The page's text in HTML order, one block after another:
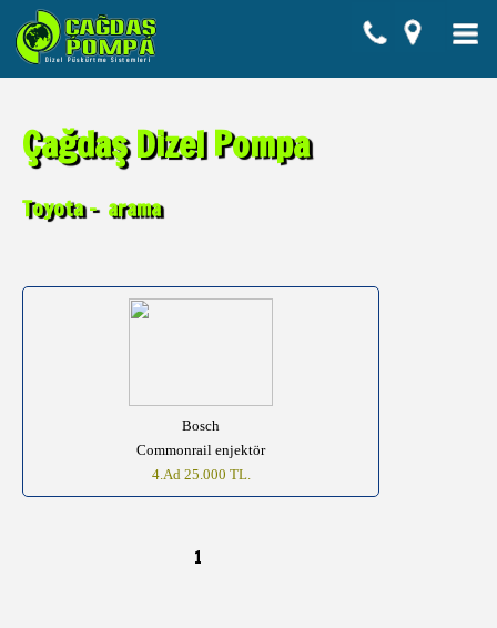
Çağdaş Dizel Pompa
Toyota - arama
Bosch
Commonrail enjektör
4.Ad 25.000 TL.
1